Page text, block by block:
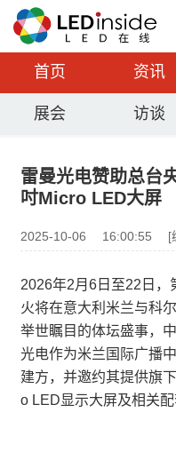
首页 资讯
展会 访谈
雷曼光电赞助总台
吋Micro LED大屏
2025-10-06 16:00:55 [
2026年2月6日至22日，
火将在意大利米兰与科
举世瞩目的体坛盛事，
光电作为米兰国际广播
建方，并邀约其提供旗
o LED显示大屏及相关配